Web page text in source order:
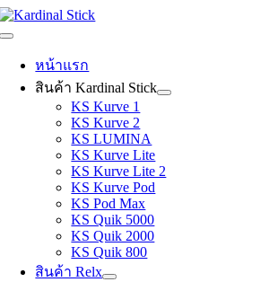
Skip
to
Toggle
Navigation
หน้าแรก
สินค้า Kardinal Stick
KS Kurve 1
KS Kurve 2
KS LUMINA
KS Kurve Lite
KS Kurve Lite 2
KS Kurve Pod
KS Pod Max
KS Quik 5000
KS Quik 2000
KS Quik 800
สินค้า Relx